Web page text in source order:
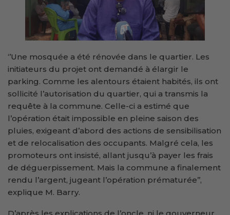
‘’Une mosquée a été rénovée dans le quartier. Les
initiateurs du projet ont demandé à élargir le
parking. Comme les alentours étaient habités, ils ont
sollicité l’autorisation du quartier, qui a transmis la
requête à la commune. Celle-ci a estimé que
l’opération était impossible en pleine saison des
pluies, exigeant d’abord des actions de sensibilisation
et de relocalisation des occupants. Malgré cela, les
promoteurs ont insisté, allant jusqu’à payer les frais
de déguerpissement. Mais la commune a finalement
rendu l’argent, jugeant l’opération prématurée’’,
explique M. Barry.
D’après les explications de l’oncle, ni le gouverneur